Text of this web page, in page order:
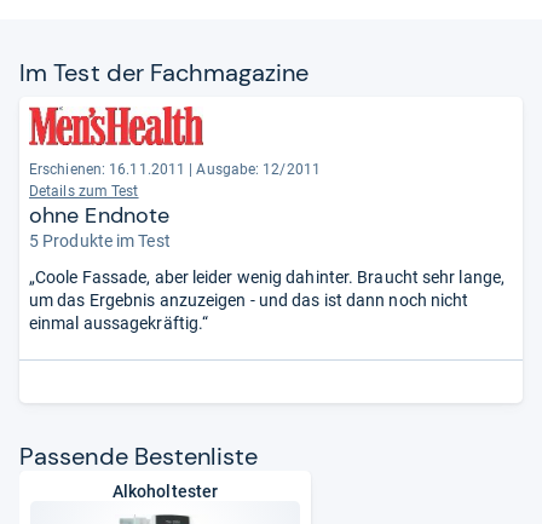
Im Test der Fach­ma­ga­zine
Erschienen: 16.11.2011
Ausgabe: 12/2011
Details zum Test
ohne Endnote
5 Produkte im Test
„Coole Fassade, aber leider wenig dahinter. Braucht sehr lange,
um das Ergebnis anzuzeigen - und das ist dann noch nicht
einmal aussagekräftig.“
Pas­sende Bes­ten­liste
Alkoholtester